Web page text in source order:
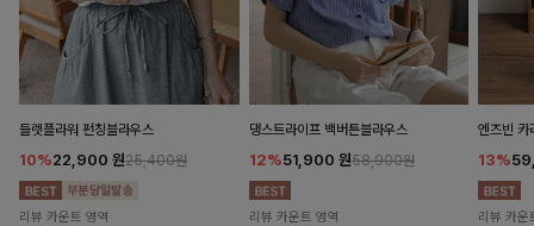
들렛플라워 펀칭블라우스
10%22,900 원25,400원
리뷰 카운트 영역
댕스트라이프 백버튼블라우스
12%51,900 원58,900원
리뷰 카운트 영역
엔즈빈
13%
리뷰 카운